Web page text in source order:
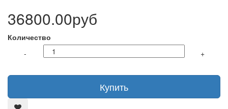
36800.00руб
Количество
-
+
Купить